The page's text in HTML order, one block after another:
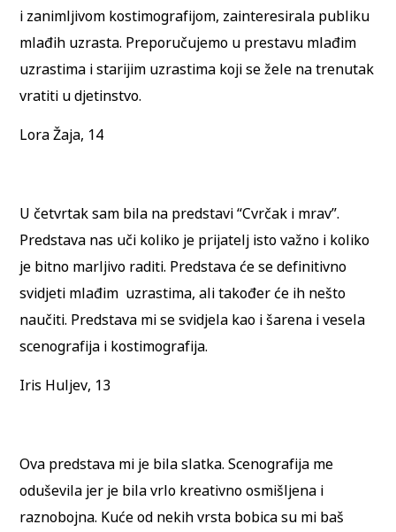
i zanimljivom kostimografijom, zainteresirala publiku
mlađih uzrasta. Preporučujemo u prestavu mlađim
uzrastima i starijim uzrastima koji se žele na trenutak
vratiti u djetinstvo.
Lora Žaja, 14
U četvrtak sam bila na predstavi “Cvrčak i mrav”.
Predstava nas uči koliko je prijatelj isto važno i koliko
je bitno marljivo raditi. Predstava će se definitivno
svidjeti mlađim uzrastima, ali također će ih nešto
naučiti. Predstava mi se svidjela kao i šarena i vesela
scenografija i kostimografija.
Iris Huljev, 13
Ova predstava mi je bila slatka. Scenografija me
oduševila jer je bila vrlo kreativno osmišljena i
raznobojna. Kuće od nekih vrsta bobica su mi baš